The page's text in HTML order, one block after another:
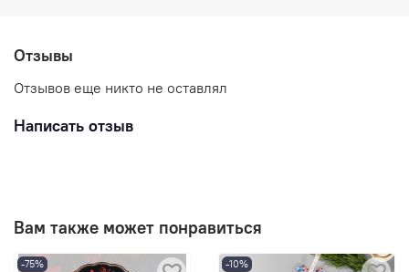
Отзывы
Отзывов еще никто не оставлял
Написать отзыв
Вам также может понравиться
-75% -10%